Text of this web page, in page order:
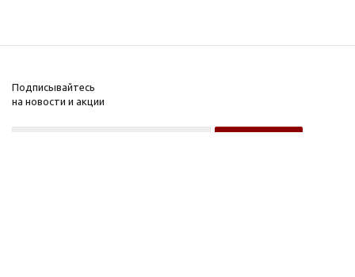
Подписывайтесь
на новости и акции